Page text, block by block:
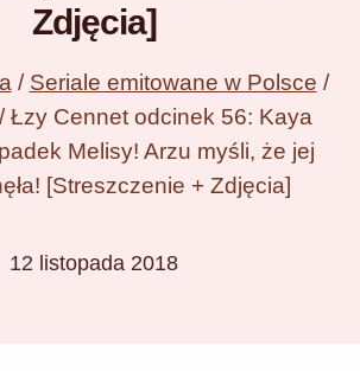
Zdjęcia]
/ Seriale emitowane w Polsce /
/ Łzy Cennet odcinek 56: Kaya
Melisy! Arzu myśli, że jej
[Streszczenie + Zdjęcia]
12 listopada 2018